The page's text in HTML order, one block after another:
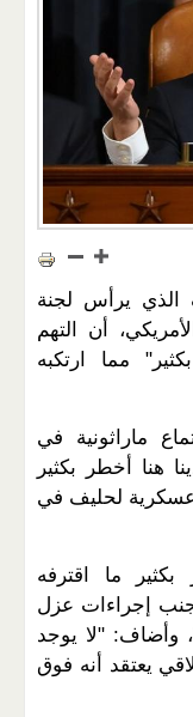
الذي يرأس لجنة
أن التهم
مما ارتكبه
ماراثونية في
هنا أخطر بكثير
لحليف في
ما اقترفه
الذي استقال عام 1974 لتجنب إجراءات عزل
وأضاف: "لا يوجد
يعتقد أنه فوق